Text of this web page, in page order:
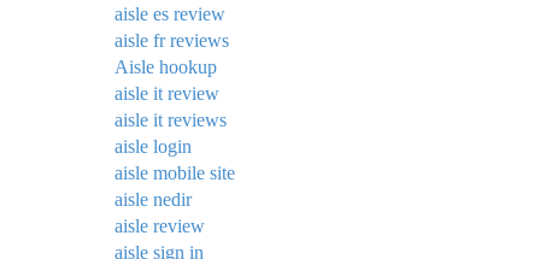
aisle es review
aisle fr reviews
Aisle hookup
aisle it review
aisle it reviews
aisle login
aisle mobile site
aisle nedir
aisle review
aisle sign in